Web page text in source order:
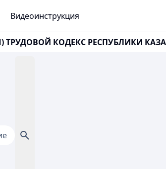
Видеоинструкция
ТРУДОВОЙ КОДЕКС РЕСПУБЛИКИ